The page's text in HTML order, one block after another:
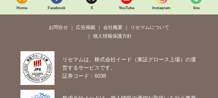
Home Facebook X YouTube Instagram line
お問合せ 広告掲載 会社概要
リセマムについて
個人情報保護方針
リセマムは、株式会社イード（東証グロース上場）の運
営するサービスです。
証券コード：6038